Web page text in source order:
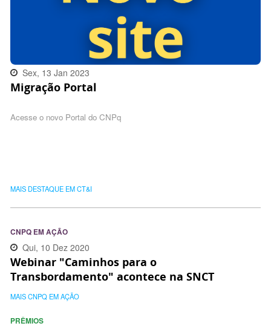
Sex, 13 Jan 2023
16:32:00 -0300
Migração Portal
Acesse o novo Portal do CNPq
MAIS DESTAQUE EM CT&I
CNPQ EM AÇÃO
Qui, 10 Dez 2020
17:51:00 -0300
Webinar "Caminhos para o
Transbordamento" acontece na SNCT
MAIS CNPQ EM AÇÃO
PRÊMIOS